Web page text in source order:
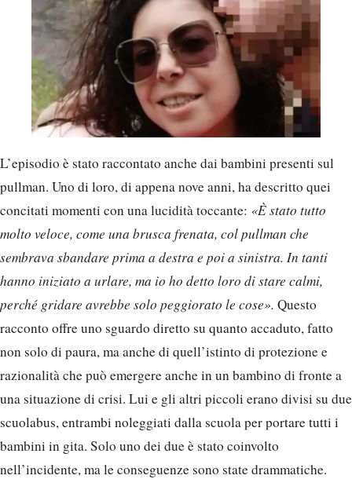
L’episodio è stato raccontato anche dai bambini presenti sul
pullman. Uno di loro, di appena nove anni, ha descritto quei
concitati momenti con una lucidità toccante: «È stato tutto
molto veloce, come una brusca frenata, col pullman che
sembrava sbandare prima a destra e poi a sinistra. In tanti
hanno iniziato a urlare, ma io ho detto loro di stare calmi,
perché gridare avrebbe solo peggiorato le cose». Questo
racconto offre uno sguardo diretto su quanto accaduto, fatto
non solo di paura, ma anche di quell’istinto di protezione e
razionalità che può emergere anche in un bambino di fronte a
una situazione di crisi. Lui e gli altri piccoli erano divisi su due
scuolabus, entrambi noleggiati dalla scuola per portare tutti i
bambini in gita. Solo uno dei due è stato coinvolto
nell’incidente, ma le conseguenze sono state drammatiche.